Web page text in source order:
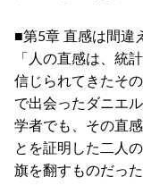
■第5章 直感は間違
「人の直感は、統
信じられてきたそ
で出会ったダニエ
学者でも、その直
とを証明した二人
旗を翻すものだった